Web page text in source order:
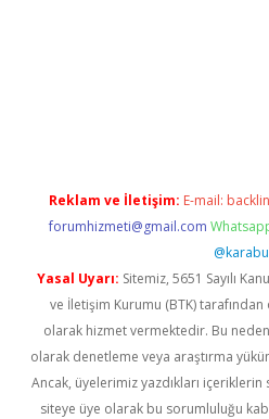
Reklam ve İletişim: E-mail:
forumhizmeti@gmail.com
Yasal Uyarı: Sitemiz, 5651 Sayılı
ve İletişim Kurumu (BTK) tarafından
olarak hizmet vermektedir. Bu
olarak denetleme veya araştırma
Ancak, üyelerimiz yazdıkları
siteye üye olarak bu sorumluluğu